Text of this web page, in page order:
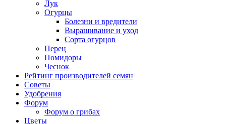
Лук
Огурцы
Болезни и вредители
Выращивание и уход
Сорта огурцов
Перец
Помидоры
Чеснок
Рейтинг производителей семян
Советы
Удобрения
Форум
Форум о грибах
Цветы